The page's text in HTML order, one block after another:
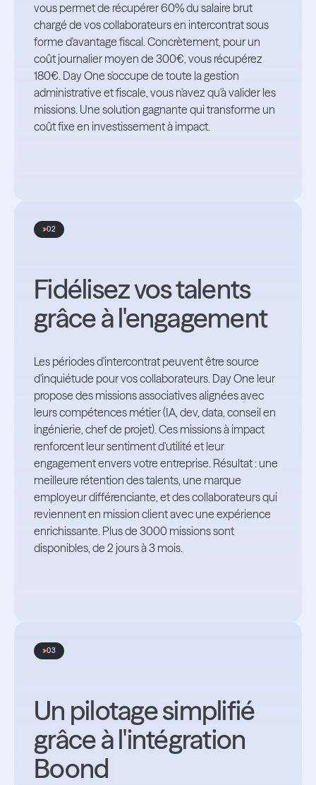
vous permet de récupérer 60% du salaire brut
chargé de vos collaborateurs en intercontrat sous
forme d'avantage fiscal. Concrètement, pour un
coût journalier moyen de 300€, vous récupérez
180€. Day One s'occupe de toute la gestion
administrative et fiscale, vous n'avez qu'à valider les
missions. Une solution gagnante qui transforme un
coût fixe en investissement à impact.
02
Fidélisez vos talents
grâce à l'engagement
Les périodes d'intercontrat peuvent être source
d'inquiétude pour vos collaborateurs. Day One leur
propose des missions associatives alignées avec
leurs compétences métier (IA, dev, data, conseil en
ingénierie, chef de projet). Ces missions à impact
renforcent leur sentiment d'utilité et leur
engagement envers votre entreprise. Résultat : une
meilleure rétention des talents, une marque
employeur différenciante, et des collaborateurs qui
reviennent en mission client avec une expérience
enrichissante. Plus de 3000 missions sont
disponibles, de 2 jours à 3 mois.
03
Un pilotage simplifié
grâce à l'intégration
Boond